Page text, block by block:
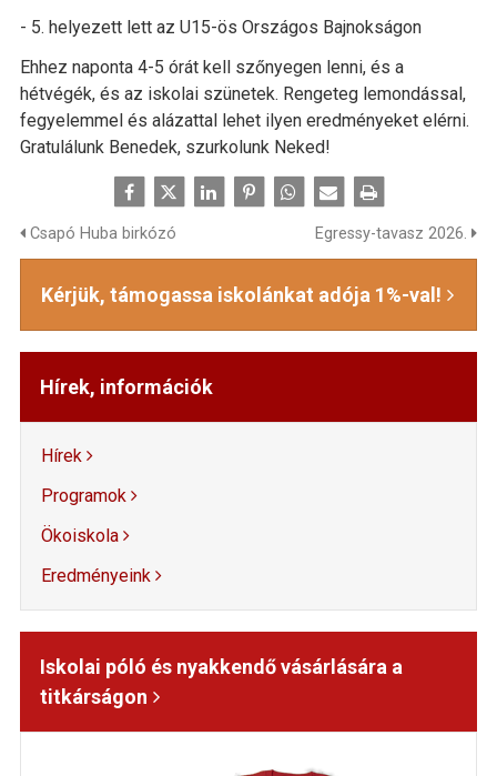
- 5. helyezett lett az U15-ös Országos Bajnokságon
Ehhez naponta 4-5 órát kell szőnyegen lenni, és a
hétvégék, és az iskolai szünetek. Rengeteg lemondással,
fegyelemmel és alázattal lehet ilyen eredményeket elérni.
Gratulálunk Benedek, szurkolunk Neked!
Csapó Huba birkózó Egressy-tavasz 2026.
Kérjük, támogassa iskolánkat adója 1%-val!
Hírek, információk
Hírek
Programok
Ökoiskola
Eredményeink
Iskolai póló és nyakkendő vásárlására a
titkárságon